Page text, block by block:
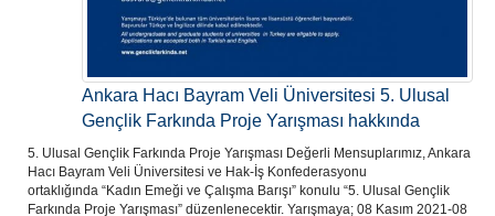
Ankara Hacı Bayram Veli Üniversitesi 5. Ulusal
Gençlik Farkında Proje Yarışması hakkında
5. Ulusal Gençlik Farkında Proje Yarışması Değerli Mensuplarımız, Ankara
Hacı Bayram Veli Üniversitesi ve Hak-İş Konfederasyonu
ortaklığında “Kadın Emeği ve Çalışma Barışı” konulu “5. Ulusal Gençlik
Farkında Proje Yarışması” düzenlenecektir. Yarışmaya; 08 Kasım 2021-08